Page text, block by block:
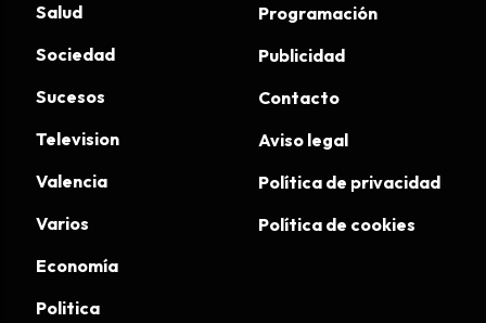
Salud
Sociedad
Sucesos
Television
Valencia
Varios
Economía
Politica
Programación
Publicidad
Contacto
Aviso legal
Política de privacidad
Política de cookies